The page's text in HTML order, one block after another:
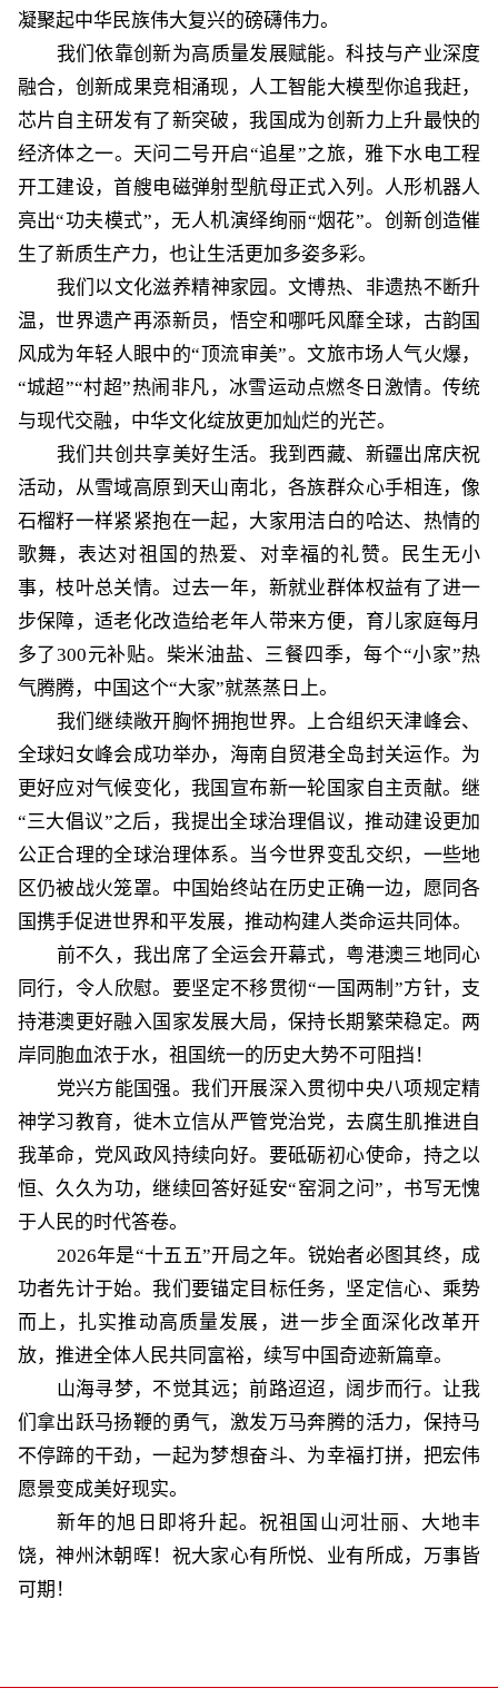
凝聚起中华民族伟大复兴的磅礴伟力。
我们依靠创新为高质量发展赋能。科技与产业深度
融合，创新成果竞相涌现，人工智能大模型你追我赶，
芯片自主研发有了新突破，我国成为创新力上升最快的
经济体之一。天问二号开启“追星”之旅，雅下水电工程
开工建设，首艘电磁弹射型航母正式入列。人形机器人
亮出“功夫模式”，无人机演绎绚丽“烟花”。创新创造催
生了新质生产力，也让生活更加多姿多彩。
我们以文化滋养精神家园。文博热、非遗热不断升
温，世界遗产再添新员，悟空和哪吒风靡全球，古韵国
风成为年轻人眼中的“顶流审美”。文旅市场人气火爆，
“城超”“村超”热闹非凡，冰雪运动点燃冬日激情。传统
与现代交融，中华文化绽放更加灿烂的光芒。
我们共创共享美好生活。我到西藏、新疆出席庆祝
活动，从雪域高原到天山南北，各族群众心手相连，像
石榴籽一样紧紧抱在一起，大家用洁白的哈达、热情的
歌舞，表达对祖国的热爱、对幸福的礼赞。民生无小
事，枝叶总关情。过去一年，新就业群体权益有了进一
步保障，适老化改造给老年人带来方便，育儿家庭每月
多了 300元补贴。柴米油盐、三餐四季，每个“小家”热
气腾腾，中国这个“大家”就蒸蒸日上。
我们继续敞开胸怀拥抱世界。上合组织天津峰会、
全球妇女峰会成功举办，海南自贸港全岛封关运作。为
更好应对气候变化，我国宣布新一轮国家自主贡献。继
“三大倡议”之后，我提出全球治理倡议，推动建设更加
公正合理的全球治理体系。当今世界变乱交织，一些地
区仍被战火笼罩。中国始终站在历史正确一边，愿同各
国携手促进世界和平发展，推动构建人类命运共同体。
前不久，我出席了全运会开幕式，粤港澳三地同心
同行，令人欣慰。要坚定不移贯彻“一国两制”方针，支
持港澳更好融入国家发展大局，保持长期繁荣稳定。两
岸同胞血浓于水，祖国统一的历史大势不可阻挡！
党兴方能国强。我们开展深入贯彻中央八项规定精
神学习教育，徙木立信从严管党治党，去腐生肌推进自
我革命，党风政风持续向好。要砥砺初心使命，持之以
恒、久久为功，继续回答好延安“窑洞之问”，书写无愧
于人民的时代答卷。
2026年是“十五五”开局之年。锐始者必图其终，成
功者先计于始。我们要锚定目标任务，坚定信心、乘势
而上，扎实推动高质量发展，进一步全面深化改革开
放，推进全体人民共同富裕，续写中国奇迹新篇章。
山海寻梦，不觉其远；前路迢迢，阔步而行。让我
们拿出跃马扬鞭的勇气，激发万马奔腾的活力，保持马
不停蹄的干劲，一起为梦想奋斗、为幸福打拼，把宏伟
愿景变成美好现实。
新年的旭日即将升起。祝祖国山河壮丽、大地丰
饶，神州沐朝晖！祝大家心有所悦、业有所成，万事皆
可期！